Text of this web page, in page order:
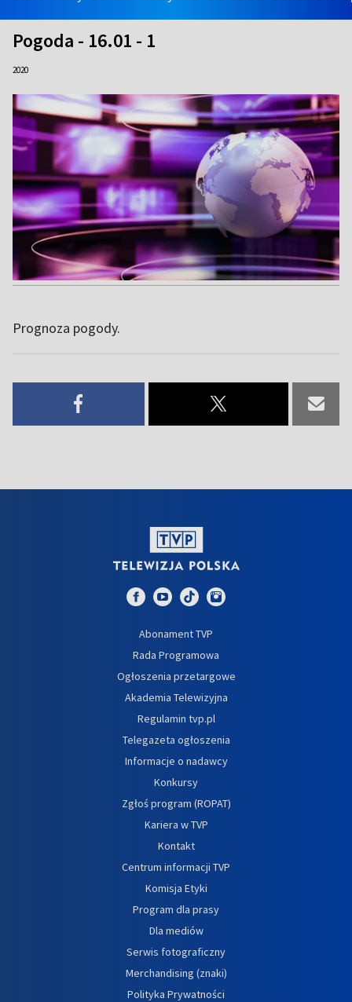
Pogoda - 16.01 - 1
2020
Prognoza pogody.
Abonament TVP
Rada Programowa
Ogłoszenia przetargowe
Akademia Telewizyjna
Regulamin tvp.pl
Telegazeta ogłoszenia
Informacje o nadawcy
Konkursy
Zgłoś program (ROPAT)
Kariera w TVP
Kontakt
Centrum informacji TVP
Komisja Etyki
Program dla prasy
Dla mediów
Serwis fotograficzny
Merchandising (znaki)
Polityka Prywatności